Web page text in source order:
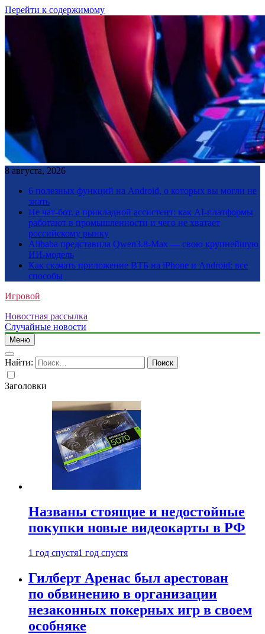
Перейти к содержимому
8 августа, 2026
6 полезных функций на Android, о которых вы могли не
знать
Не чат-бот, а прикладной ассистент: как AI-платформы
работают в промышленности и чего не хватает
российскому рынку
Alibaba представила Qwen3.8-Max — свою крупнейшую
ИИ-модель
Как скачать приложение ВТБ на iPhone и Android: все
способы
Игровой
Новостная рассылка
Случайные новости
Меню
Найти:
Заголовки
Названы стоящие и недостойные
покупки новые видеокарты в РФ
1 год спустя1 год спустя
Гилберт Аренас был арестован
по обвинению в организации
незаконных покерных игр в своем
особняке